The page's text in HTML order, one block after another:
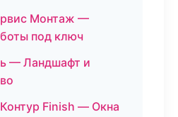
Монтаж —
под ключ
— Ландшафт и
Finish — Окна